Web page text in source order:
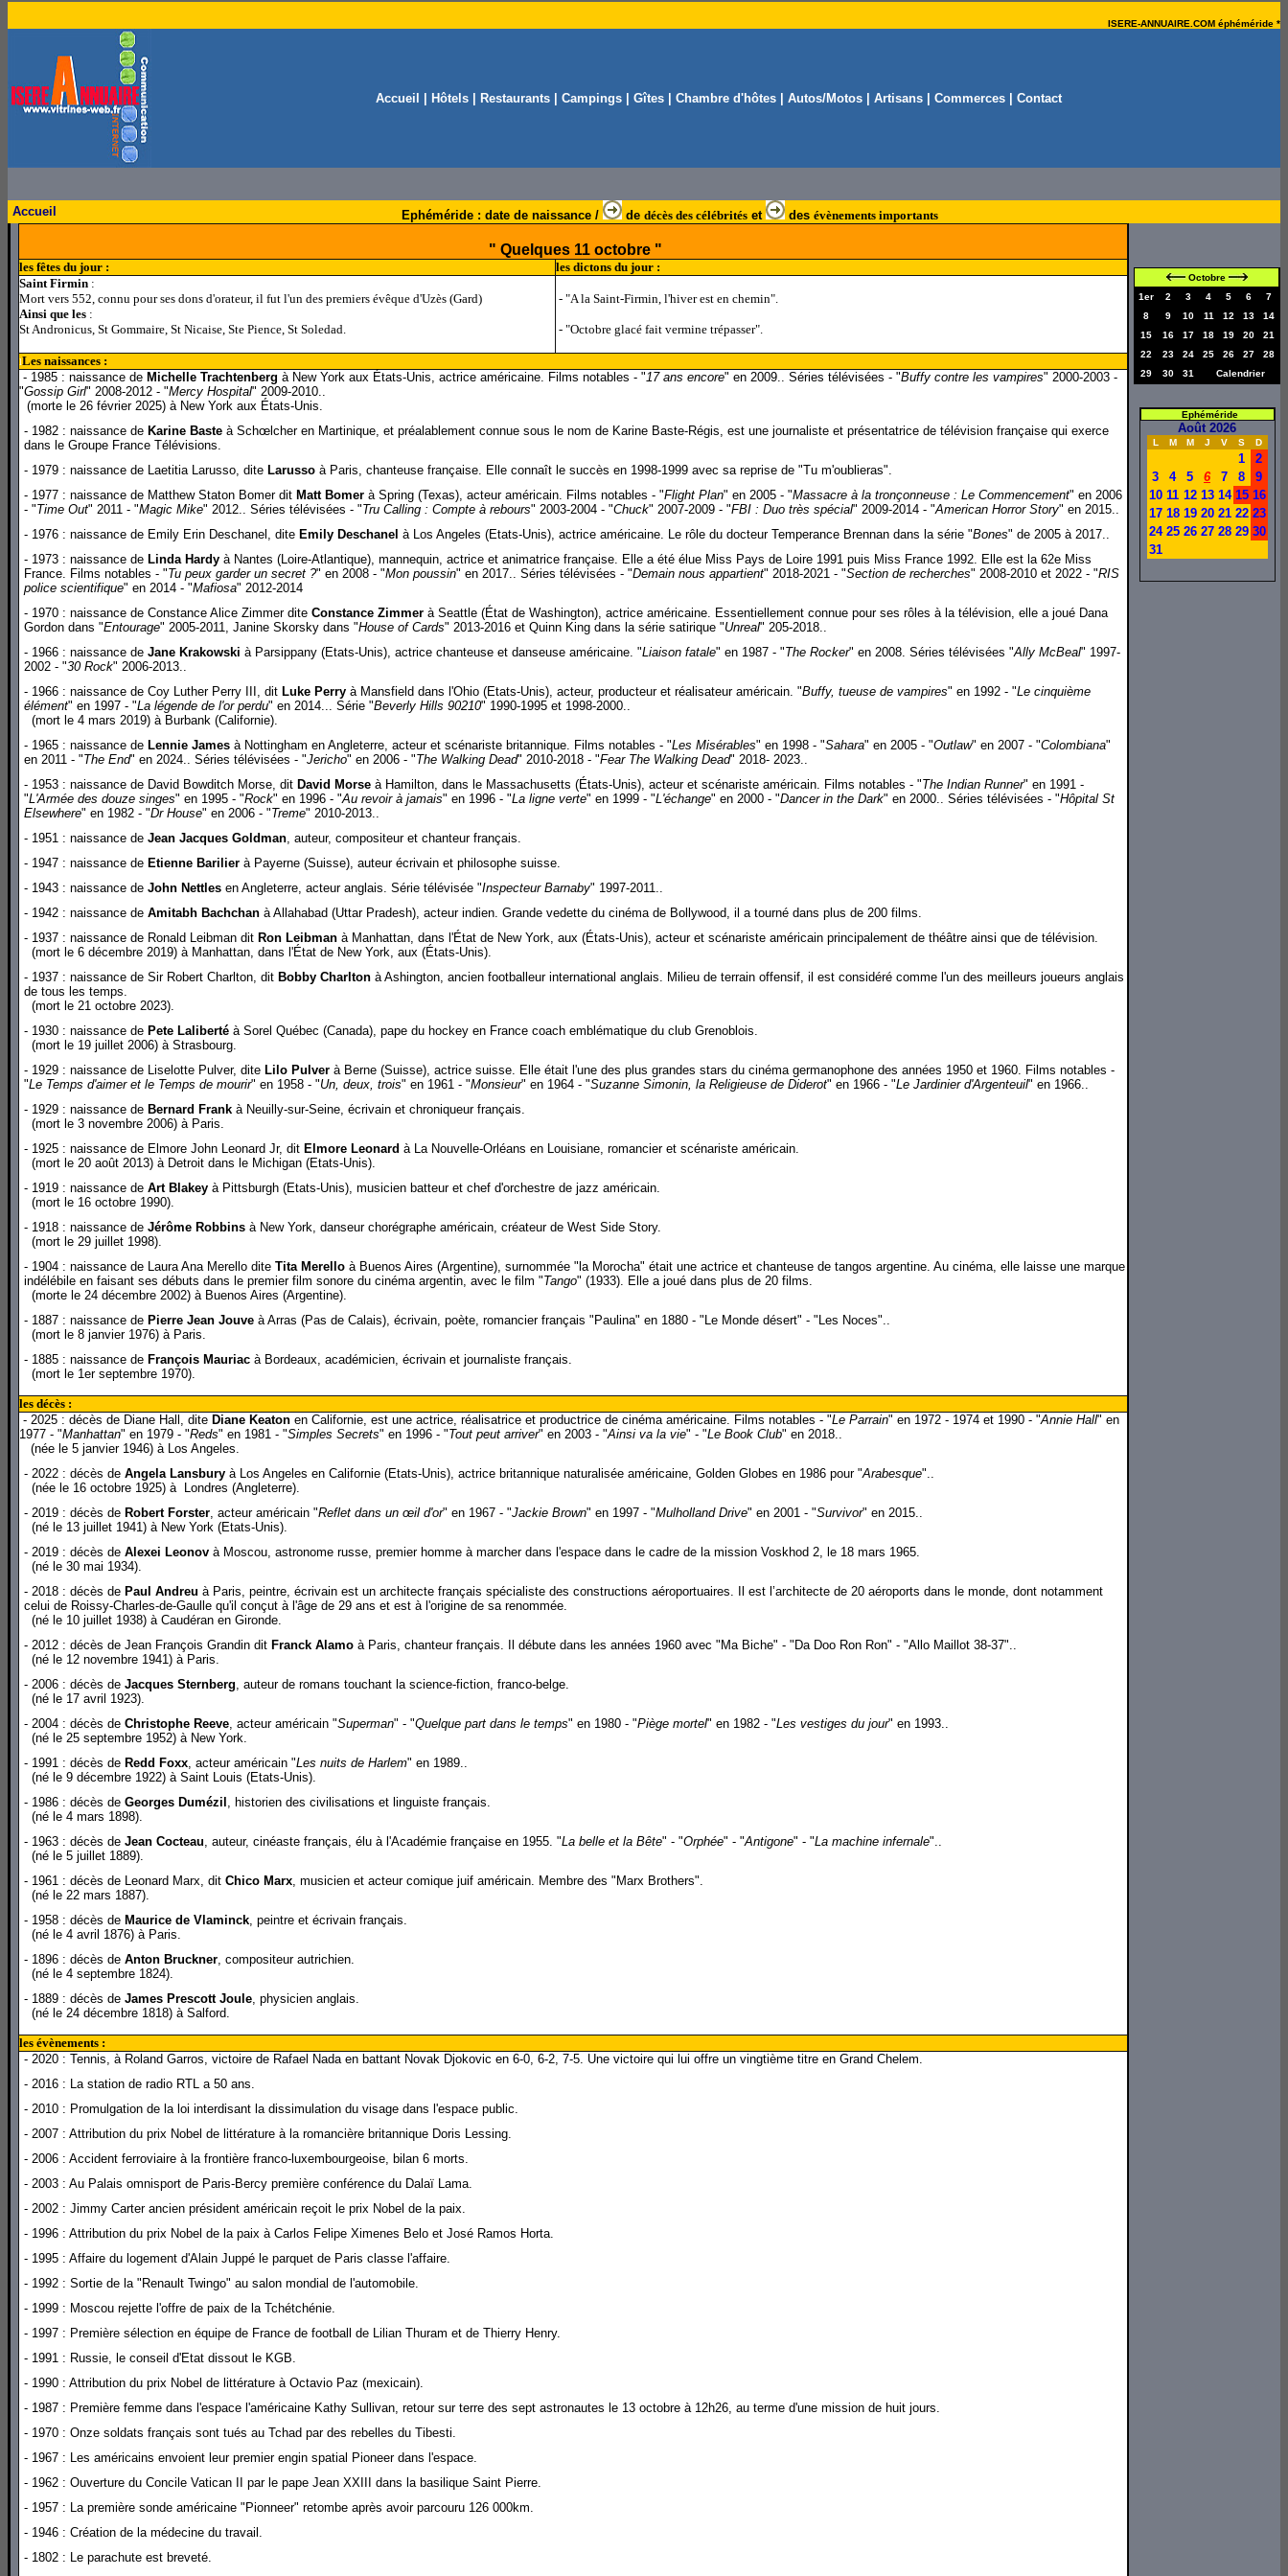
ISERE-ANNUAIRE.COM éphéméride *
Accueil Hôtels| Restaurants| Campings| Gîtes| Chambre d'hôtes| Autos/Motos| Artisans| Commerces| Contact
Accueil Ephéméride : date de naissance / de décès des célébritéset des évènements importants
" Quelques 11 octobre "
les fêtes du jour :
les dictons du jour :
Saint Firmin :
Mort vers 552, connu pour ses dons d'orateur, il fut l'un des premiers évêque d'Uzès (Gard)
Ainsi que les :
St Andronicus, St Gommaire, St Nicaise, Ste Pience, St Soledad.
- "A la Saint-Firmin, l'hiver est en chemin".
- "Octobre glacé fait vermine trépasser".
lLes naissances :
- 1985 : naissance de Michelle Trachtenberg à New York aux États-Unis, actrice américaine. Films notables - "17 ans encore" en 2009.. Séries télévisées - "Buffy contre les vampires" 2000-2003 -
"Gossip Girl" 2008-2012 - "Mercy Hospital" 2009-2010..
(morte le 26 février 2025) à New York aux États-Unis.
- 1982 : naissance de Karine Baste à Schœlcher en Martinique, et préalablement connue sous le nom de Karine Baste-Régis, est une journaliste et présentatrice de télévision française qui exerce
dans le Groupe France Télévisions.
- 1979 : naissance de Laetitia Larusso, dite Larusso à Paris, chanteuse française. Elle connaît le succès en 1998-1999 avec sa reprise de "Tu m'oublieras".
- 1977 : naissance de Matthew Staton Bomer dit Matt Bomer à Spring (Texas), acteur américain. Films notables - "Flight Plan" en 2005 - "Massacre à la tronçonneuse : Le Commencement" en 2006
- "Time Out" 2011 - "Magic Mike" 2012.. Séries télévisées - "Tru Calling : Compte à rebours" 2003-2004 - "Chuck" 2007-2009 - "FBI : Duo très spécial" 2009-2014 - "American Horror Story" en 2015..
- 1976 : naissance de Emily Erin Deschanel, dite Emily Deschanel à Los Angeles (Etats-Unis), actrice américaine. Le rôle du docteur Temperance Brennan dans la série "Bones" de 2005 à 2017..
- 1973 : naissance de Linda Hardy à Nantes (Loire-Atlantique), mannequin, actrice et animatrice française. Elle a été élue Miss Pays de Loire 1991 puis Miss France 1992. Elle est la 62e Miss
France. Films notables - "Tu peux garder un secret ?" en 2008 - "Mon poussin" en 2017.. Séries télévisées - "Demain nous appartient" 2018-2021 - "Section de recherches" 2008-2010 et 2022 - "RIS
police scientifique" en 2014 - "Mafiosa" 2012-2014
- 1970 : naissance de Constance Alice Zimmer dite Constance Zimmer à Seattle (État de Washington), actrice américaine. Essentiellement connue pour ses rôles à la télévision, elle a joué Dana
Gordon dans "Entourage" 2005-2011, Janine Skorsky dans "House of Cards" 2013-2016 et Quinn King dans la série satirique "Unreal" 205-2018..
- 1966 : naissance de Jane Krakowski à Parsippany (Etats-Unis), actrice chanteuse et danseuse américaine. "Liaison fatale" en 1987 - "The Rocker" en 2008. Séries télévisées "Ally McBeal" 1997-
2002 - "30 Rock" 2006-2013..
- 1966 : naissance de Coy Luther Perry III, dit Luke Perry à Mansfield dans l'Ohio (Etats-Unis), acteur, producteur et réalisateur américain. "Buffy, tueuse de vampires" en 1992 - "Le cinquième
élément" en 1997 - "La légende de l'or perdu" en 2014... Série "Beverly Hills 90210" 1990-1995 et 1998-2000..
(mort le 4 mars 2019) à Burbank (Californie).
- 1965 : naissance de Lennie James à Nottingham en Angleterre, acteur et scénariste britannique. Films notables - "Les Misérables" en 1998 - "Sahara" en 2005 - "Outlaw" en 2007 - "Colombiana"
en 2011 - "The End" en 2024.. Séries télévisées - "Jericho" en 2006 - "The Walking Dead" 2010-2018 - "Fear The Walking Dead" 2018- 2023..
- 1953 : naissance de David Bowditch Morse, dit David Morse à Hamilton, dans le Massachusetts (États-Unis), acteur et scénariste américain. Films notables - "The Indian Runner" en 1991 -
"L'Armée des douze singes" en 1995 - "Rock" en 1996 - "Au revoir à jamais" en 1996 - "La ligne verte" en 1999 - "L'échange" en 2000 - "Dancer in the Dark" en 2000.. Séries télévisées - "Hôpital St
Elsewhere" en 1982 - "Dr House" en 2006 - "Treme" 2010-2013..
- 1951 : naissance de Jean Jacques Goldman, auteur, compositeur et chanteur français.
- 1947 : naissance de Etienne Barilier à Payerne (Suisse), auteur écrivain et philosophe suisse.
- 1943 : naissance de John Nettles en Angleterre, acteur anglais. Série télévisée "Inspecteur Barnaby" 1997-2011..
- 1942 : naissance de Amitabh Bachchan à Allahabad (Uttar Pradesh), acteur indien. Grande vedette du cinéma de Bollywood, il a tourné dans plus de 200 films.
- 1937 : naissance de Ronald Leibman dit Ron Leibman à Manhattan, dans l'État de New York, aux (États-Unis), acteur et scénariste américain principalement de théâtre ainsi que de télévision.
(mort le 6 décembre 2019) à Manhattan, dans l'État de New York, aux (États-Unis).
- 1937 : naissance de Sir Robert Charlton, dit Bobby Charlton à Ashington, ancien footballeur international anglais. Milieu de terrain offensif, il est considéré comme l'un des meilleurs joueurs anglais
de tous les temps.
(mort le 21 octobre 2023).
- 1930 : naissance de Pete Laliberté à Sorel Québec (Canada), pape du hockey en France coach emblématique du club Grenoblois.
(mort le 19 juillet 2006) à Strasbourg.
- 1929 : naissance de Liselotte Pulver, dite Lilo Pulver à Berne (Suisse), actrice suisse. Elle était l'une des plus grandes stars du cinéma germanophone des années 1950 et 1960. Films notables -
"Le Temps d'aimer et le Temps de mourir" en 1958 - "Un, deux, trois" en 1961 - "Monsieur" en 1964 - "Suzanne Simonin, la Religieuse de Diderot" en 1966 - "Le Jardinier d'Argenteuil" en 1966..
- 1929 : naissance de Bernard Frank à Neuilly-sur-Seine, écrivain et chroniqueur français.
(mort le 3 novembre 2006) à Paris.
- 1925 : naissance de Elmore John Leonard Jr, dit Elmore Leonard à La Nouvelle-Orléans en Louisiane, romancier et scénariste américain.
(mort le 20 août 2013) à Detroit dans le Michigan (Etats-Unis).
- 1919 : naissance de Art Blakey à Pittsburgh (Etats-Unis), musicien batteur et chef d'orchestre de jazz américain.
(mort le 16 octobre 1990).
- 1918 : naissance de Jérôme Robbins à New York, danseur chorégraphe américain, créateur de West Side Story.
(mort le 29 juillet 1998).
- 1904 : naissance de Laura Ana Merello dite Tita Merello à Buenos Aires (Argentine), surnommée "la Morocha" était une actrice et chanteuse de tangos argentine. Au cinéma, elle laisse une marque
indélébile en faisant ses débuts dans le premier film sonore du cinéma argentin, avec le film "Tango" (1933). Elle a joué dans plus de 20 films.
(morte le 24 décembre 2002) à Buenos Aires (Argentine).
- 1887 : naissance de Pierre Jean Jouve à Arras (Pas de Calais), écrivain, poète, romancier français "Paulina" en 1880 - "Le Monde désert" - "Les Noces"..
(mort le 8 janvier 1976) à Paris.
- 1885 : naissance de François Mauriac à Bordeaux, académicien, écrivain et journaliste français.
(mort le 1er septembre 1970).
les décès :
- 2025 : décès de Diane Hall, dite Diane Keaton en Californie, est une actrice, réalisatrice et productrice de cinéma américaine. Films notables - "Le Parrain" en 1972 - 1974 et 1990 - "Annie Hall" en
1977 - "Manhattan" en 1979 - "Reds" en 1981 - "Simples Secrets" en 1996 - "Tout peut arriver" en 2003 - "Ainsi va la vie" - "Le Book Club" en 2018..
(née le 5 janvier 1946) à Los Angeles.
- 2022 : décès de Angela Lansbury à Los Angeles en Californie (Etats-Unis), actrice britannique naturalisée américaine, Golden Globes en 1986 pour "Arabesque"..
(née le 16 octobre 1925) à Londres (Angleterre).
- 2019 : décès de Robert Forster, acteur américain "Reflet dans un œil d'or" en 1967 - "Jackie Brown" en 1997 - "Mulholland Drive" en 2001 - "Survivor" en 2015..
(né le 13 juillet 1941) à New York (Etats-Unis).
- 2019 : décès de Alexei Leonov à Moscou, astronome russe, premier homme à marcher dans l'espace dans le cadre de la mission Voskhod 2, le 18 mars 1965.
(né le 30 mai 1934).
- 2018 : décès de Paul Andreu à Paris, peintre, écrivain est un architecte français spécialiste des constructions aéroportuaires. Il est l’architecte de 20 aéroports dans le monde, dont notamment
celui de Roissy-Charles-de-Gaulle qu'il conçut à l'âge de 29 ans et est à l'origine de sa renommée.
(né le 10 juillet 1938) à Caudéran en Gironde.
- 2012 : décès de Jean François Grandin dit Franck Alamo à Paris, chanteur français. Il débute dans les années 1960 avec "Ma Biche" - "Da Doo Ron Ron" - "Allo Maillot 38-37"..
(né le 12 novembre 1941) à Paris.
- 2006 : décès de Jacques Sternberg, auteur de romans touchant la science-fiction, franco-belge.
(né le 17 avril 1923).
- 2004 : décès de Christophe Reeve, acteur américain "Superman" - "Quelque part dans le temps" en 1980 - "Piège mortel" en 1982 - "Les vestiges du jour" en 1993..
(né le 25 septembre 1952) à New York.
- 1991 : décès de Redd Foxx, acteur américain "Les nuits de Harlem" en 1989..
(né le 9 décembre 1922) à Saint Louis (Etats-Unis).
- 1986 : décès de Georges Dumézil , historien des civilisations et linguiste français.
(né le 4 mars 1898).
- 1963 : décès de Jean Cocteau, auteur, cinéaste français, élu à l'Académie française en 1955. "La belle et la Bête" - "Orphée" - "Antigone" - "La machine infernale"..
(né le 5 juillet 1889).
- 1961 : décès de Leonard Marx, dit Chico Marx, musicien et acteur comique juif américain. Membre des "Marx Brothers".
(né le 22 mars 1887).
- 1958 : décès de Maurice de Vlaminck, peintre et écrivain français.
(né le 4 avril 1876) à Paris.
- 1896 : décès de Anton Bruckner, compositeur autrichien.
(né le 4 septembre 1824).
- 1889 : décès de James Prescott Joule, physicien anglais.
(né le 24 décembre 1818) à Salford.
les évènements :
- 2020 : Tennis, à Roland Garros, victoire de Rafael Nada en battant Novak Djokovic en 6-0, 6-2, 7-5. Une victoire qui lui offre un vingtième titre en Grand Chelem.
- 2016 : La station de radio RTL a 50 ans.
- 2010 : Promulgation de la loi interdisant la dissimulation du visage dans l'espace public.
- 2007 : Attribution du prix Nobel de littérature à la romancière britannique Doris Lessing.
- 2006 : Accident ferroviaire à la frontière franco-luxembourgeoise, bilan 6 morts.
- 2003 : Au Palais omnisport de Paris-Bercy première conférence du Dalaï Lama.
- 2002 : Jimmy Carter ancien président américain reçoit le prix Nobel de la paix.
- 1996 : Attribution du prix Nobel de la paix à Carlos Felipe Ximenes Belo et José Ramos Horta.
- 1995 : Affaire du logement d'Alain Juppé le parquet de Paris classe l'affaire.
- 1992 : Sortie de la "Renault Twingo" au salon mondial de l'automobile.
- 1999 : Moscou rejette l'offre de paix de la Tchétchénie.
- 1997 : Première sélection en équipe de France de football de Lilian Thuram et de Thierry Henry.
- 1991 : Russie, le conseil d'Etat dissout le KGB.
- 1990 : Attribution du prix Nobel de littérature à Octavio Paz (mexicain).
- 1987 : Première femme dans l'espace l'américaine Kathy Sullivan, retour sur terre des sept astronautes le 13 octobre à 12h26, au terme d'une mission de huit jours.
- 1970 : Onze soldats français sont tués au Tchad par des rebelles du Tibesti.
- 1967 : Les américains envoient leur premier engin spatial Pioneer dans l'espace.
- 1962 : Ouverture du Concile Vatican II par le pape Jean XXIII dans la basilique Saint Pierre.
- 1957 : La première sonde américaine "Pionneer" retombe après avoir parcouru 126 000km.
- 1946 : Création de la médecine du travail.
- 1802 : Le parachute est breveté.
Octobre
1er
2 3 4 5 6
7
8
9 10 11 12 13
14
15
16 17 18 19 20
21
22
23 24 25 26 27
28
29
30 31 Calendrier
Ephéméride
Août 2026
L M M J V S D
1
2
3
4 5 6 7 8
9
10 11 12 13 14 15 16
17 18 19 20 21 22 23
24 25 26 27 28 29 30
31